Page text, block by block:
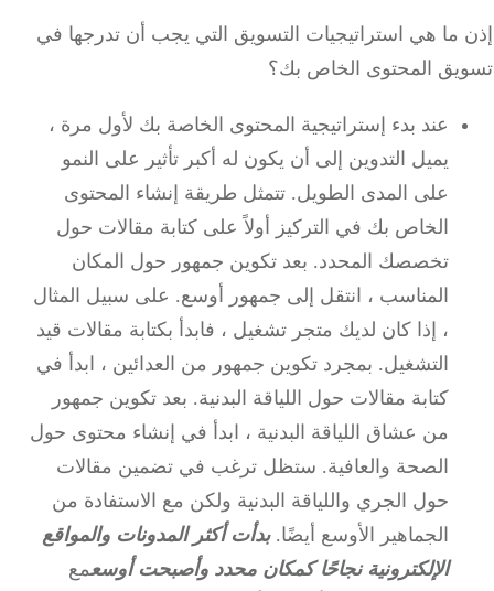
ما هي استراتيجيات التسويق التي يجب أن تدرجها في
المحتوى الخاص بك؟
عند بدء إستراتيجية المحتوى الخاصة بك لأول مرة ،
يميل التدوين إلى أن يكون له أكبر تأثير على النمو
على المدى الطويل.تتمثل طريقة إنشاء المحتوى
الخاص بك في التركيز أولاً على كتابة مقالات حول
تخصصك المحدد.بعد تكوين جمهور حول المكان
المناسب ، انتقل إلى جمهور أوسع.على سبيل المثال
، إذا كان لديك متجر تشغيل ، فابدأ بكتابة مقالات قيد
التشغيل.بمجرد تكوين جمهور من العدائين ، ابدأ في
كتابة مقالات حول اللياقة البدنية.بعد تكوين جمهور
من عشاق اللياقة البدنية ، ابدأ في إنشاء محتوى حول
الصحة والعافية.ستظل ترغب في تضمين مقالات
حول الجري واللياقة البدنية ولكن مع الاستفادة من
الجماهير الأوسع أيضًا.بدأت أكثر المدونات والمواقع
الإلكترونية نجاحًا كمكان محدد وأصبحت أوسعمع